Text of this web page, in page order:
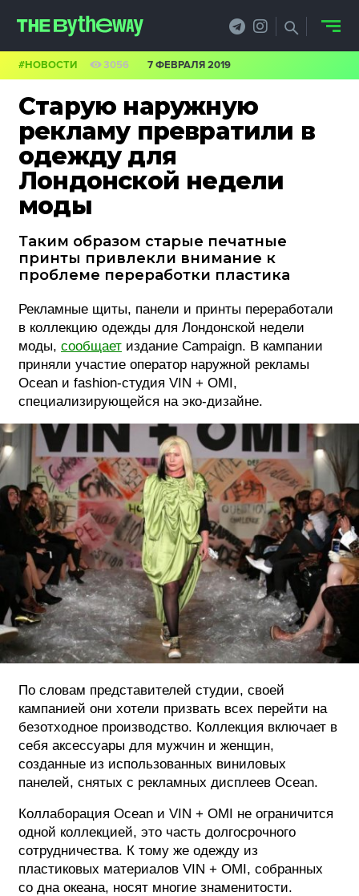
Старую наружную
рекламу превратили в
одежду для
Лондонской недели
моды
Таким образом старые печатные
принты привлекли внимание к
проблеме переработки пластика
#НОВОСТИ 3056 7 ФЕВРАЛЯ 2019
Рекламные щиты, панели и принты переработали
в коллекцию одежды для Лондонской недели
моды, сообщает издание Campaign. В кампании
приняли участие оператор наружной рекламы
Ocean и fashion-студия VIN + OMI,
специализирующейся на эко-дизайне.
По словам представителей студии, своей
кампанией они хотели призвать всех перейти на
безотходное производство. Коллекция включает в
себя аксессуары для мужчин и женщин,
созданные из использованных виниловых
панелей, снятых с рекламных дисплеев Ocean.
Коллаборация Ocean и VIN + OMI не ограничится
одной коллекцией, это часть долгосрочного
сотрудничества. К тому же одежду из
пластиковых материалов VIN + OMI, собранных
со дна океана, носят многие знаменитости.
PRO.ОБЗОР
КЕЙСЫ
БИЗНЕС И
ФЕСТИВАЛИ
ФОТОГРАФИЯ
ТИПОГРАФИКА
ИСТОРИИ БРЕНДОВ
О ПРОЕКТЕ
РЕКЛАМА
КОНТАКТЫ